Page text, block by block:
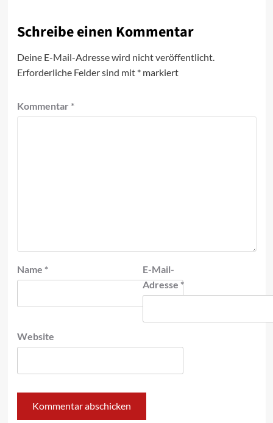
Schreibe einen Kommentar
Deine E-Mail-Adresse wird nicht veröffentlicht.
Erforderliche Felder sind mit *markiert
Kommentar *
Name *
E-Mail-
Adresse*
Website